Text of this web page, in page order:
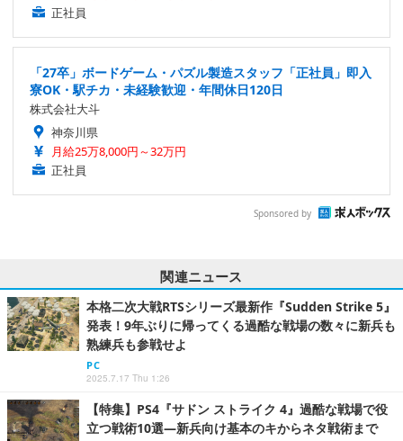
正社員
「27卒」ボードゲーム・パズル製造スタッフ「正社員」即入
寮OK・駅チカ・未経験歓迎・年間休日120日
株式会社大斗
神奈川県
月給25万8,000円～32万円
正社員
Sponsored by
関連ニュース
本格二次大戦RTSシリーズ最新作『Sudden Strike 5』
発表！9年ぶりに帰ってくる過酷な戦場の数々に新兵も
熟練兵も参戦せよ
PC
2025.7.17 Thu 1:26
【特集】PS4『サドン ストライク 4』過酷な戦場で役
立つ戦術10選―新兵向け基本のキからネタ戦術まで